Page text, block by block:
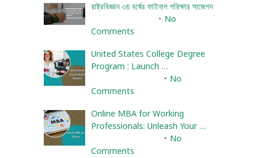
রাষ্ট্রবিজ্ঞান ৩য় বর্ষের ফাইনাল পরিক্ষার সাজেশন
No
Comments
United States College Degree
Program : Launch …
No
Comments
Online MBA for Working
Professionals: Unleash Your …
No
Comments